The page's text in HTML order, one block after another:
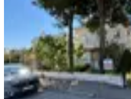
2+1· 100 m² ·
30.000 ₺
SERİK USTA GAYRİMENKUL
Ara